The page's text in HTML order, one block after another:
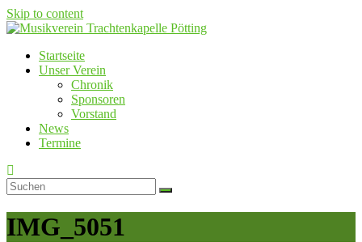
Skip to content
Musikverein Trachtenkapelle Pötting
Startseite
Unser Verein
Chronik
Sponsoren
Vorstand
News
Termine
IMG_5051